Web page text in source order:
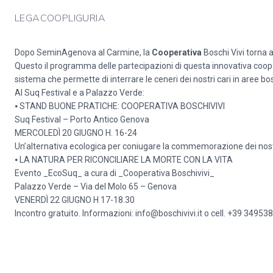
LEGACOOPLIGURIA
Dopo SeminAgenova al Carmine, la Cooperativa Boschi Vivi torna
Questo il programma delle partecipazioni di questa innovativa
sistema che permette di interrare le ceneri dei nostri cari in aree
Al Suq Festival e a Palazzo Verde:
⦁ STAND BUONE PRATICHE: COOPERATIVA BOSCHIVIVI
Suq Festival – Porto Antico Genova
MERCOLEDÌ 20 GIUGNO H. 16-24
Un’alternativa ecologica per coniugare la commemorazione dei
⦁ LA NATURA PER RICONCILIARE LA MORTE CON LA VITA
Evento _EcoSuq_ a cura di _Cooperativa Boschivivi_
Palazzo Verde – Via del Molo 65 – Genova
VENERDÌ 22 GIUGNO H 17-18.30
Incontro gratuito. Informazioni: info@boschivivi.it o cell. +39